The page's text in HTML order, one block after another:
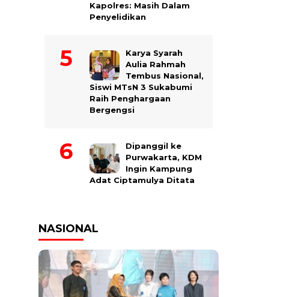
Kapolres: Masih Dalam
Penyelidikan
Karya Syarah
Aulia Rahmah
Tembus Nasional,
Siswi MTsN 3 Sukabumi
Raih Penghargaan
Bergengsi
Dipanggil ke
Purwakarta, KDM
Ingin Kampung
Adat Ciptamulya Ditata
NASIONAL